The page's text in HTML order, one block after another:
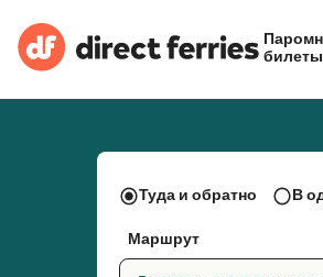
билеты
Туда и обратно В
Маршрут